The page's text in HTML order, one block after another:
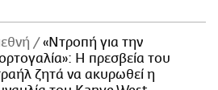
«Ντροπή για την
Η πρεσβεία του
ζητά να ακυρωθεί η